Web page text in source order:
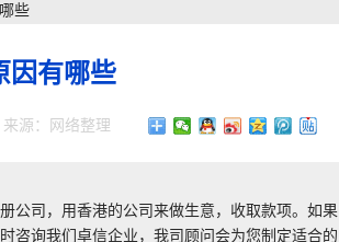
些
因有哪些
来源：网络整理
公司，用香港的公司来做生意，收取款项。如果
咨询我们卓信企业，我司顾问会为您制定适合的